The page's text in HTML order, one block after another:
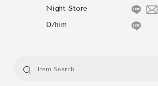
Night Store
D/him